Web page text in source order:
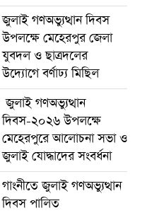
জুলাই গণঅভ্যুত্থান দিবস
উপলক্ষে মেহেরপুর জেলা
যুবদল ও ছাত্রদলের
উদ্যোগে বর্ণাঢ্য মিছিল
জুলাই গণঅভ্যুত্থান
দিবস-২০২৬ উপলক্ষে
মেহেরপুরে আলোচনা সভা ও
জুলাই যোদ্ধাদের সংবর্ধনা
গাংনীতে জুলাই গণঅভ্যুত্থান
দিবস পালিত